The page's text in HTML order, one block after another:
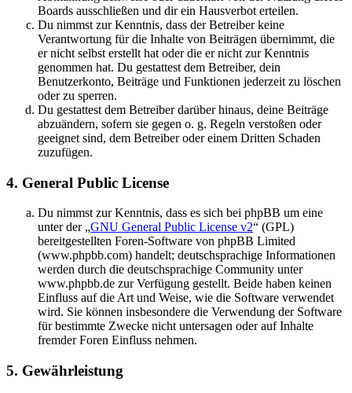
Boards ausschließen und dir ein Hausverbot erteilen.
Du nimmst zur Kenntnis, dass der Betreiber keine
Verantwortung für die Inhalte von Beiträgen übernimmt, die
er nicht selbst erstellt hat oder die er nicht zur Kenntnis
genommen hat. Du gestattest dem Betreiber, dein
Benutzerkonto, Beiträge und Funktionen jederzeit zu löschen
oder zu sperren.
Du gestattest dem Betreiber darüber hinaus, deine Beiträge
abzuändern, sofern sie gegen o. g. Regeln verstoßen oder
geeignet sind, dem Betreiber oder einem Dritten Schaden
zuzufügen.
4. General Public License
Du nimmst zur Kenntnis, dass es sich bei phpBB um eine
unter der „GNU General Public License v2“ (GPL)
bereitgestellten Foren-Software von phpBB Limited
(www.phpbb.com) handelt; deutschsprachige Informationen
werden durch die deutschsprachige Community unter
www.phpbb.de zur Verfügung gestellt. Beide haben keinen
Einfluss auf die Art und Weise, wie die Software verwendet
wird. Sie können insbesondere die Verwendung der Software
für bestimmte Zwecke nicht untersagen oder auf Inhalte
fremder Foren Einfluss nehmen.
5. Gewährleistung